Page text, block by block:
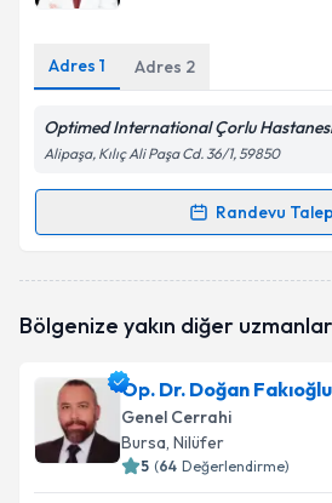
Adres 1 Adres 2
Optimed International Çorlu Hastanesi
Alipaşa, Kılıç Ali Paşa Cd. 36/1, 59850
Randevu
Randevu Takvimi Talebi
oluşturun. Size bu uzmandan
E-posta Adresiniz
Bölgenize yakın diğer uzmanlar
Op. Dr. Doğan Fakıoğlu
Genel Cerrahi
Bursa, Nilüfer
5 (64 Değerlendirme)